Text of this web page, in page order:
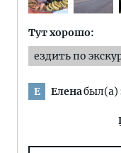
Тут хорошо:
ездить по
Е Еленабыл(а)